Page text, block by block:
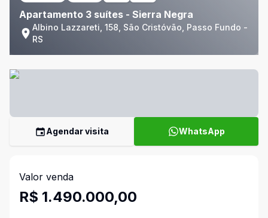
Apartamento 3 suítes - Sierra Negra
Albino Lazzareti, 158, São Cristóvão, Passo Fundo -
RS
Agendar visita WhatsApp
Valor venda
R$ 1.490.000,00